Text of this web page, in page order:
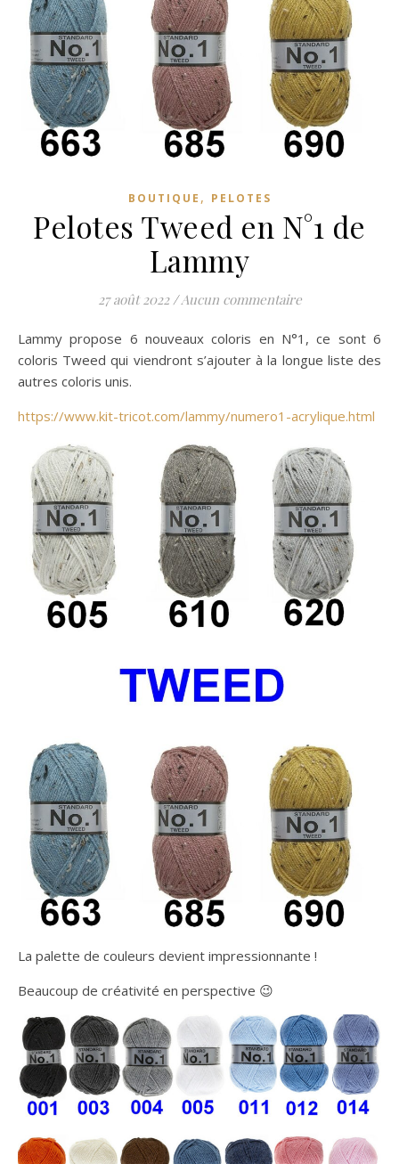
BOUTIQUE , PELOTES
Pelotes Tweed en N°1 de
Lammy
27 août 2022 / Aucun commentaire
Lammy propose 6 nouveaux coloris en N°1, ce sont 6
coloris Tweed qui viendront s’ajouter à la longue liste des
autres coloris unis.
https://www.kit-tricot.com/lammy/numero1-acrylique.html
La palette de couleurs devient impressionnante !
Beaucoup de créativité en perspective 😉